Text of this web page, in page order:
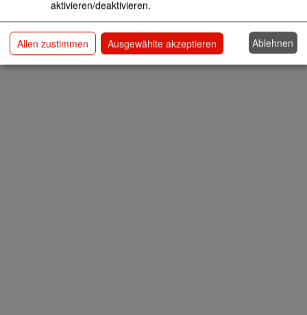
aktivieren/deaktivieren.
Allen zustimmen Ausgewählte akzeptieren Ablehnen